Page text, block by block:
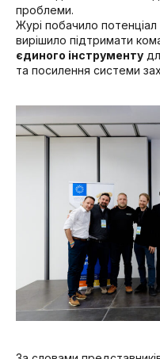
проблеми.
Журі побачило потенціал
вирішило підтримати
єдиного інструменту
та посилення системи